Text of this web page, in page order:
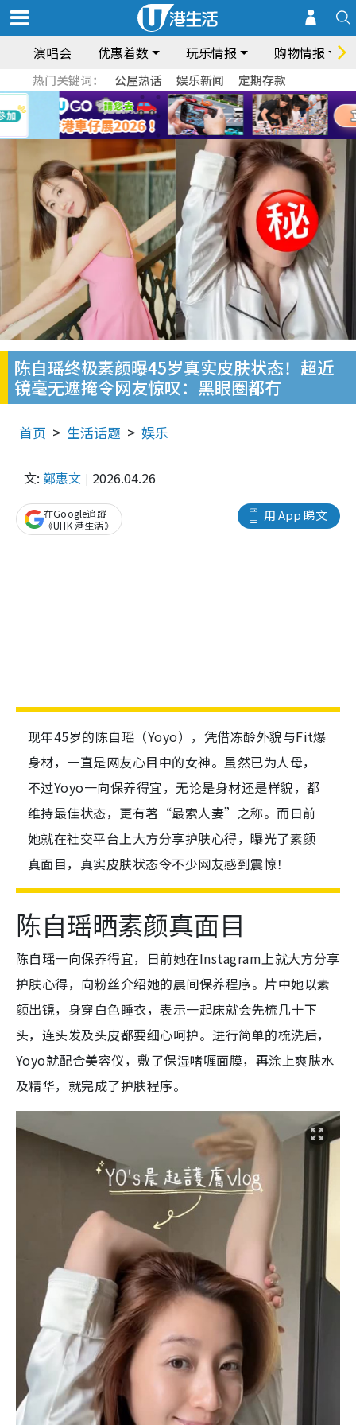
演唱会 优惠着数 玩乐情报 购物情报
热门关键词： 公屋热话 娱乐新闻 定期存款
陈自瑶终极素颜曝45岁真实皮肤状态！超近
镜毫无遮掩令网友惊叹：黑眼圈都冇
首页 生活话题 娱乐
文: 鄭惠文 2026.04.26
用 App 睇文
在Google追蹤
《UHK 港生活》
现年45岁的陈自瑶（Yoyo），凭借冻龄外貌与Fit爆
身材，一直是网友心目中的女神。虽然已为人母，
不过Yoyo一向保养得宜，无论是身材还是样貌，都
维持最佳状态，更有著“最索人妻”之称。而日前
她就在社交平台上大方分享护肤心得，曝光了素颜
真面目，真实皮肤状态令不少网友感到震惊！
陈自瑶晒素颜真面目
陈自瑶一向保养得宜，日前她在Instagram上就大方分享
护肤心得，向粉丝介绍她的晨间保养程序。片中她以素
颜出镜，身穿白色睡衣，表示一起床就会先梳几十下
头，连头发及头皮都要细心呵护。进行简单的梳洗后，
Yoyo就配合美容仪，敷了保湿啫喱面膜，再涂上爽肤水
及精华，就完成了护肤程序。